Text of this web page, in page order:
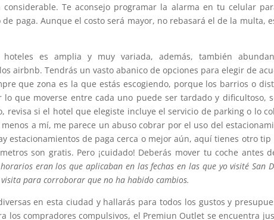
Te aconsejo programar la alarma en tu celular
paga. Aunque el costo será mayor, no rebasará el de la multa,
es amplia y muy variada, además, también
airbnb. Tendrás un vasto abanico de opciones para elegir de
que zona es la que estás escogiendo, porque los barrios o
que moverse entre cada uno puede ser tardado y dificultoso,
si el hotel que elegiste incluye el servicio de parking o lo
a mí, me parece un abuso cobrar por el uso del
estacionamientos de paga cerca o mejor aún, aquí tienes otro tip
son gratis. Pero ¡cuidado! Deberás mover tu coche antes
horarios eran los que aplicaban en las fechas en las que yo visité San
para corroborar que no ha habido cambios.
en esta ciudad y hallarás para todos los gustos y
los compradores compulsivos, el Premiun Outlet se encuentra